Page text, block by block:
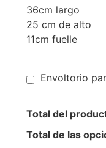
36cm largo
25 cm de alto
11cm fuelle
Envoltorio
Total del
Total de las